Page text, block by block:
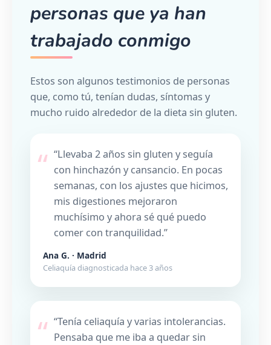
personas que ya han
trabajado conmigo
Estos son algunos testimonios de personas
que, como tú, tenían dudas, síntomas y
mucho ruido alrededor de la dieta sin gluten.
“Llevaba 2 años sin gluten y seguía
con hinchazón y cansancio. En pocas
semanas, con los ajustes que hicimos,
mis digestiones mejoraron
muchísimo y ahora sé qué puedo
comer con tranquilidad.”
Ana G. · Madrid
Celiaquía diagnosticada hace 3 años
“Tenía celiaquía y varias intolerancias.
Pensaba que me iba a quedar sin